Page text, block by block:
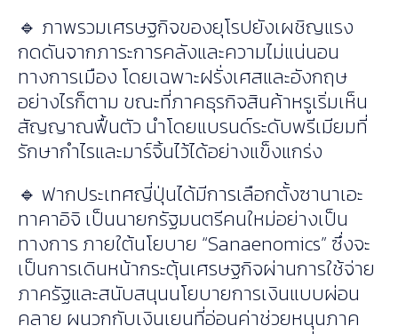
🔹 ภาพรวมเศรษฐกิจของยุโรปยังเผชิญแรง
กดดันจากภาระการคลังและความไม่แน่นอน
ทางการเมือง โดยเฉพาะฝรั่งเศสและอังกฤษ
อย่างไรก็ตาม ขณะที่ภาคธุรกิจสินค้าหรูเริ่มเห็น
สัญญาณฟื้นตัว นำโดยแบรนด์ระดับพรีเมียมที่
รักษากำไรและมาร์จิ้นไว้ได้อย่างแข็งแกร่ง
🔹 ฟากประเทศญี่ปุ่นได้มีการเลือกตั้งซานาเอะ
ทาคาอิจิ เป็นนายกรัฐมนตรีคนใหม่อย่างเป็น
ทางการ ภายใต้นโยบาย “Sanaenomics” ซึ่งจะ
เป็นการเดินหน้ากระตุ้นเศรษฐกิจผ่านการใช้จ่าย
ภาครัฐและสนับสนุนนโยบายการเงินแบบผ่อน
คลาย ผนวกกับเงินเยนที่อ่อนค่าช่วยหนุนภาค